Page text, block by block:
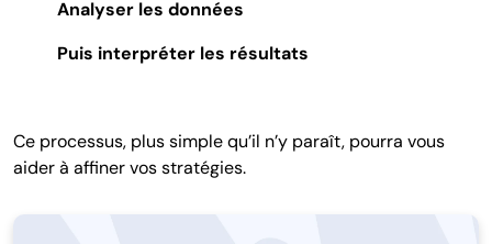
Analyser les données
Puis interpréter les résultats
Ce processus, plus simple qu’il n’y paraît, pourra vous
aider à affiner vos stratégies.